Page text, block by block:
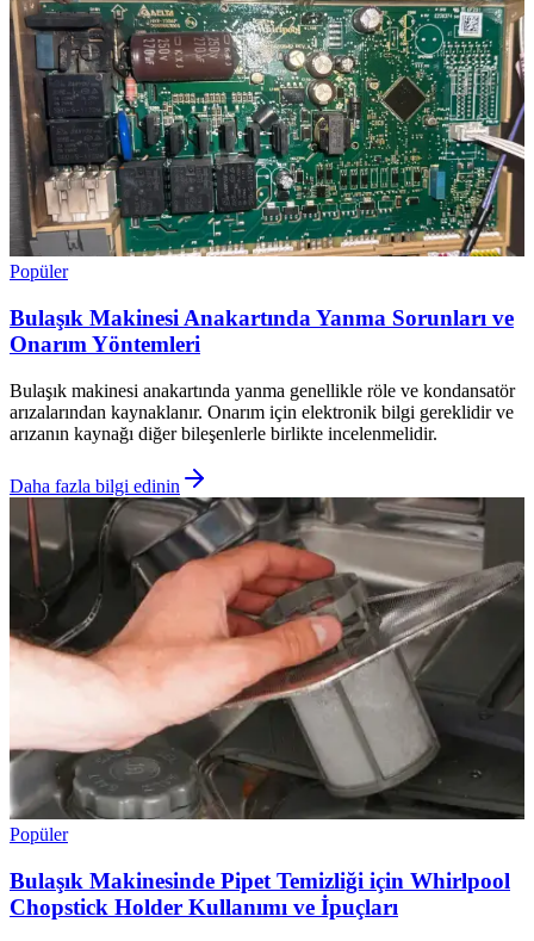
Popüler
Bulaşık Makinesi Anakartında Yanma Sorunları ve
Onarım Yöntemleri
Bulaşık makinesi anakartında yanma genellikle röle ve kondansatör
arızalarından kaynaklanır. Onarım için elektronik bilgi gereklidir ve
arızanın kaynağı diğer bileşenlerle birlikte incelenmelidir.
Daha fazla bilgi edinin
Popüler
Bulaşık Makinesinde Pipet Temizliği için Whirlpool
Chopstick Holder Kullanımı ve İpuçları